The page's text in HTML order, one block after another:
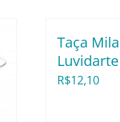
Taça
R$12,10